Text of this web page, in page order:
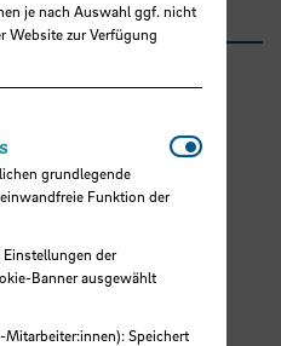
je nach Auswahl ggf. nicht
Website zur Verfügung
grundlegende
Funktion der
der
Banner ausgewählt
Mitarbeiter:innen): Speichert